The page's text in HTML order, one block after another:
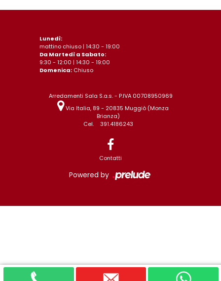
Lunedì:
mattino chiuso | 14:30 - 19:00
Da Martedì a Sabato:
9:30 - 12:00 | 14:30 - 19:00
Domenica: Chiuso
Arredamenti Sala S.a.s. - P.IVA 00708950969
Via Italia, 89 - 20835 Muggiò (Monza
Brianza)
Cel.
391.4186243
Contatti
Powered by